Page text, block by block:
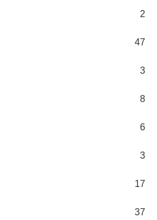
2
47
3
8
6
3
17
37